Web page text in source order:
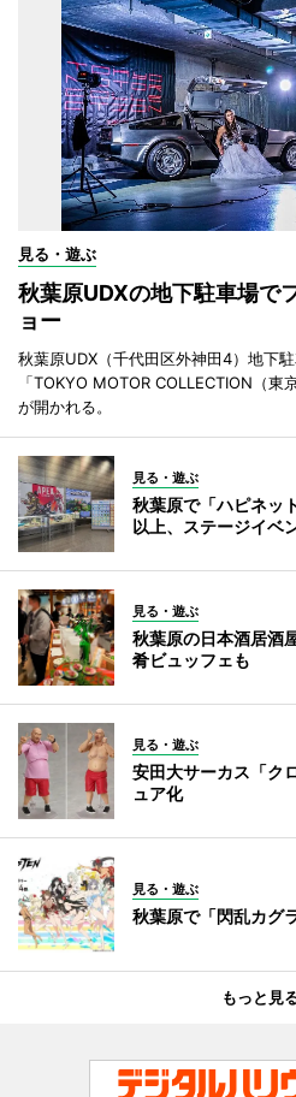
見る・遊ぶ
秋葉原UDXの地下駐車場で
ョー
秋葉原UDX（千代田区外神田4）地下
「TOKYO MOTOR COLLECTION（東
が開かれる。
見る・遊ぶ
秋葉原で「ハピネ
以上、ステージイベ
見る・遊ぶ
秋葉原の日本酒居酒
肴ビュッフェも
見る・遊ぶ
安田大サーカス「ク
ュア化
見る・遊ぶ
秋葉原で「閃乱カグ
もっと見